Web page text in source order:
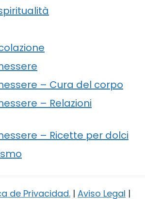
– Cura del corpo
– Relazioni
– Ricette per dolci
de Privacidad. | Aviso Legal |